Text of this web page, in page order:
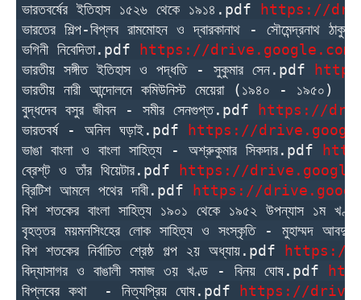
ভারতবর্ষের ইতিহাস ১৫২৬ থেকে ১৯১৪.pdf
https://
ভারতের শিল্প-বিপ্লব রামমোহন ও দ্বারকানাথ - সৌমেন্দ্রনাথ
ভগিনী নিবেদিতা.pdf
https://drive.google.com/
ভারতীয় সঙ্গীত ইতিহাস ও পদ্ধতি - সুকুমার সেন.pdf
ভারতীয় নারী আন্দোলনে কমিউনিস্ট মেয়েরা (১৯৪০ - ১৯৫০)
বুদ্ধদেব বসুর জীবন - সমীর সেনগুপ্ত.pdf
https://
ভারতবর্ষ - অনিল ঘড়াই.pdf
https://
ভাঙা বাংলা ও বাংলা সাহিত্য - অশ্রুকুমার সিকদার.pdf
ব্রেশ্‌ট ও তাঁর থিয়েটার.pdf
https://
ব্রিটিশ আমলে পথের দাবী.pdf
https://
বিশ শতকের বাংলা সাহিত্য ১৯০১ থেকে ১৯৫২ উপন্যাস ১ম
বৃহত্তর ময়মনসিংহের লোক সাহিত্য ও সংস্কৃতি - মুহাম্মদ
বিশ শতকের নির্বাচিত শ্রেষ্ঠ গল্প ২য় অধ্যায়.pdf
https://
বিদ্যাসাগর ও বাঙালী সমাজ ৩য় খণ্ড - বিনয় ঘোষ.pdf
বিপ্লবের কথা  - নিত্যপ্রিয় ঘোষ.pdf
https://